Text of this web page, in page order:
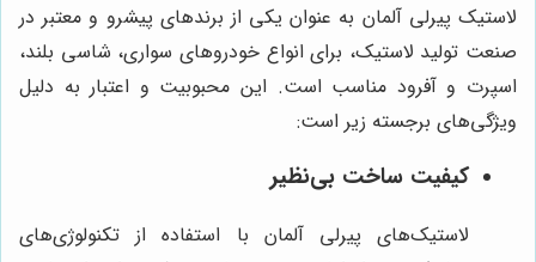
لاستیک پیرلی آلمان به عنوان یکی از برندهای پیشرو و معتبر در
صنعت تولید لاستیک، برای انواع خودروهای سواری، شاسی بلند،
اسپرت و آفرود مناسب است. این محبوبیت و اعتبار به دلیل
ویژگی‌های برجسته زیر است:
کیفیت ساخت بی‌نظیر
لاستیک‌های پیرلی آلمان با استفاده از تکنولوژی‌های